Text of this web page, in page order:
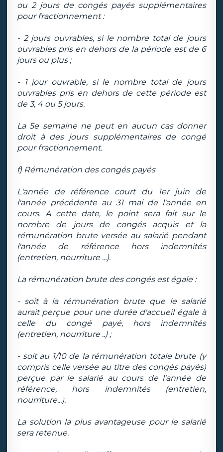
ou 2 jours de congés payés supplémentaires
pour fractionnement :
- 2 jours ouvrables, si le nombre total de jours
ouvrables pris en dehors de la période est de 6
jours ou plus ;
- 1 jour ouvrable, si le nombre total de jours
ouvrables pris en dehors de cette période est
de 3, 4 ou 5 jours.
La 5e semaine ne peut en aucun cas donner
droit à des jours supplémentaires de congé
pour fractionnement.
f) Rémunération des congés payés
L'année de référence court du 1er juin de
l'année précédente au 31 mai de l'année en
cours. A cette date, le point sera fait sur le
nombre de jours de congés acquis et la
rémunération brute versée au salarié pendant
l'année de référence hors indemnités
(entretien, nourriture ...).
La rémunération brute des congés est égale :
- soit à la rémunération brute que le salarié
aurait perçue pour une durée d'accueil égale à
celle du congé payé, hors indemnités
(entretien, nourriture ..) ;
- soit au 1/10 de la rémunération totale brute (y
compris celle versée au titre des congés payés)
perçue par le salarié au cours de l'année de
référence, hors indemnités (entretien,
nourriture...).
La solution la plus avantageuse pour le salarié
sera retenue.